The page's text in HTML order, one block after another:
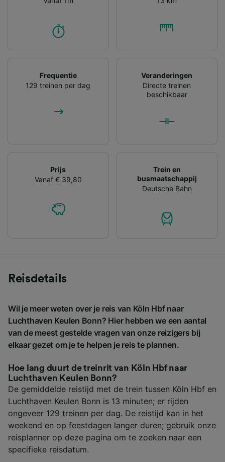
Frequentie
129 treinen per dag
Veranderingen
Directe treinen
beschikbaar
Prijs
Vanaf € 39,80
Trein en
busmaatschappij
Deutsche Bahn
Reisdetails
Wil je meer weten over je reis van Köln Hbf naar
Luchthaven Keulen Bonn? Hier hebben we een aantal
van de meest gestelde vragen van onze reizigers bij
elkaar gezet om je te helpen je reis te plannen.
Hoe lang duurt de treinrit van Köln Hbf naar
Luchthaven Keulen Bonn?
De gemiddelde reistijd met de trein tussen Köln Hbf en
Luchthaven Keulen Bonn is 13 minuten; er rijden
ongeveer 129 treinen per dag. De reistijd kan in het
weekend en op feestdagen langer duren; gebruik onze
reisplanner op deze pagina om te zoeken naar een
specifieke reisdatum.